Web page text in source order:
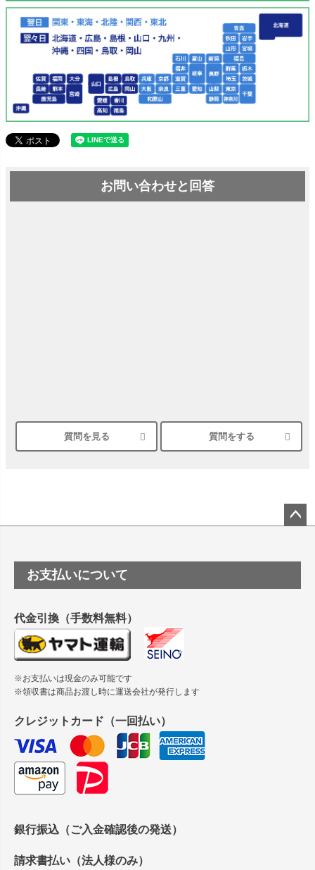
お問い合わせと回答
質問を見る 質問をする
ップ
お支払いについて
代金引換（手数料無料）
※お支払いは現金のみ可能です
※領収書は商品お渡し時に運送会社が発行します
クレジットカード（一回払い）
銀行振込（ご入金確認後の発送）
請求書払い（法人様のみ）